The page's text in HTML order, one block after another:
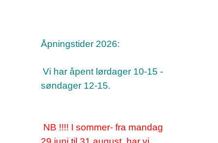
Åpningstider 2026:
Vi har åpent lørdager 10-15 -
søndager 12-15.
NB !!!! I sommer- fra mandag